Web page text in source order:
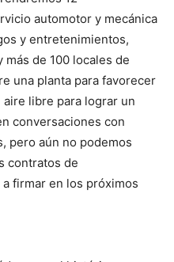
automotor y mecánica
y entretenimientos,
de 100 locales de
una planta para favorecer
libre para lograr un
conversaciones con
pero aún no podemos
contratos de
firmar en los próximos